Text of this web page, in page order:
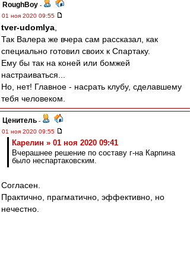
RoughBoy -
01 ноя 2020 09:55
tver-udomlya
Так Валера же вчера сам рассказал, как
специально готовил своих к Спартаку.
Ему бы так на коней или бомжей
настраиваться...
Но, нет! Главное - насрать клубу, сделавшему
тебя человеком.
Ценитель -
01 ноя 2020 09:55
Карелин » 01 ноя 2020 09:41
Вчерашнее решение по составу г-на Карпина
было неспартаковским.
Согласен.
Практично, прагматично, эффективно, но
нечестно.